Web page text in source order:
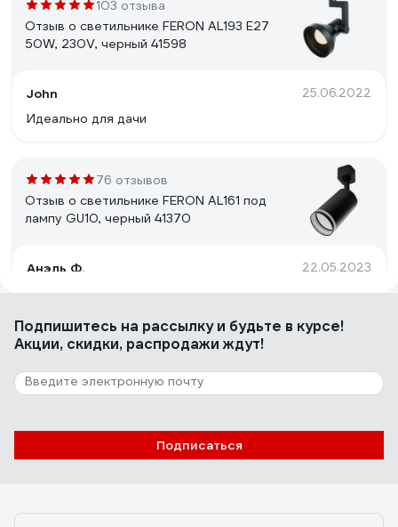
103 отзыва
Отзыв о светильнике FERON AL193 E27
50W, 230V, черный 41598
John 25.06.2022
Идеально для дачи
76 отзывов
Отзыв о светильнике FERON AL161 под
лампу GU10, черный 41370
Анэль Ф. 22.05.2023
Все супер
25 отзывов
Отзыв о светильнике FERON AL155 под
лампу GU10, черный 32474
Подпишитесь на рассылкуи будьте в курсе!
Акции, скидки, распродажи ждут!
Подписаться